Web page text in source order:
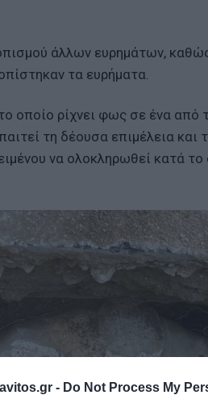
- Do Not Process My
άλλων ευρημάτων,
τα ευρήματα.
οποίο ρίχνει φως σε ένα
τη δέουσα επιμέλεια
να ολοκληρωθεί κατά